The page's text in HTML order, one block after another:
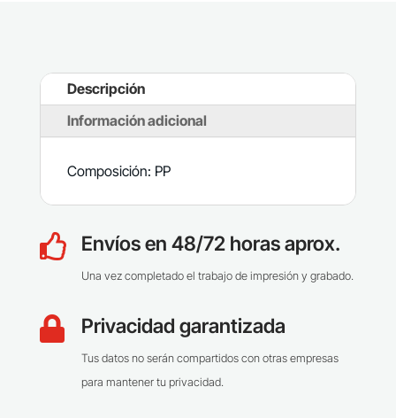
Descripción
Información adicional
Composición: PP
 Envíos en 48/72 horas aprox.
Una vez completado el trabajo de impresión y grabado.
 Privacidad garantizada
Tus datos no serán compartidos con otras empresas
para mantener tu privacidad.